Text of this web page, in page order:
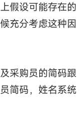
假设可能存在的
充分考虑这种因
采购员的简码跟
简码，姓名系统